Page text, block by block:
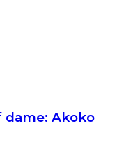
dame: Akoko